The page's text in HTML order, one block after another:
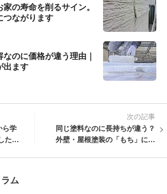
の寿命を削るサイン。
つながります
のに価格が違う理由｜
出ます
ら学
たい
次の記事
同じ塗料なのに長持ちが違う？
外壁・屋根塗装の「もち」に差
ム